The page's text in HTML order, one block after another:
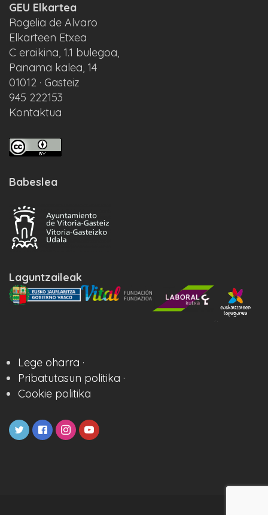
GEU Elkartea
Rogelia de Alvaro
Elkarteen Etxea
C eraikina, 1.1 bulegoa,
Panama kalea, 14
01012 · Gasteiz
945 222153
Kontaktua
Babeslea
Laguntzaileak
Lege oharra ·
Pribatutasun politika ·
Cookie politika